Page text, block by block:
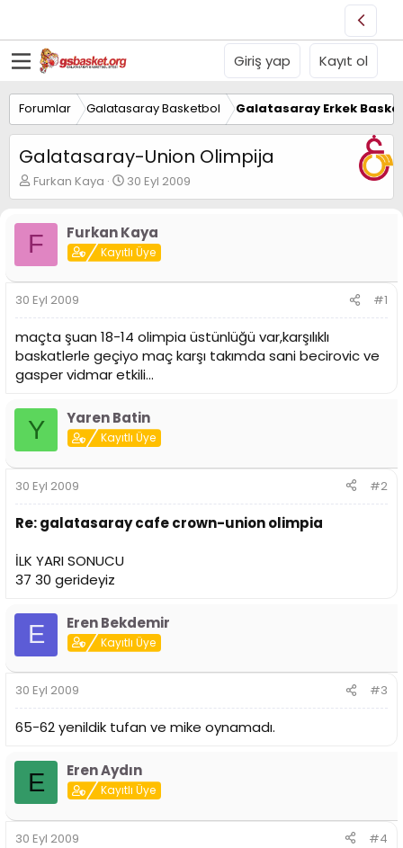
Giriş yap Kayıt ol
Forumlar Galatasaray Basketbol Galatasaray Erkek
Galatasaray-Union Olimpija
K
o
u
y
B
a
ş
a
t
a
Furkan Kaya
B
a
l
a
n
g
a
r
i
30 Eyl 2009
F Furkan Kaya
Kayıtlı Üye
30 Eyl 2009 #1
maçta şuan 18-14 olimpia üstünlüğü var,karşılıklı
baskatlerle geçiyo maç karşı takımda sani becirovic ve
gasper vidmar etkili...
Y Yaren Batin
Kayıtlı Üye
30 Eyl 2009 #2
Re: galatasaray cafe crown-union olimpia
İLK YARI SONUCU
37 30 gerideyiz
E Eren Bekdemir
Kayıtlı Üye
30 Eyl 2009 #3
65-62 yenildik tufan ve mike oynamadı.
E Eren Aydın
Kayıtlı Üye
30 Eyl 2009 #4